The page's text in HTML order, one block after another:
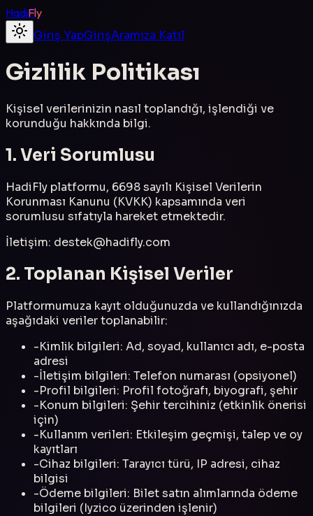
HadiFly
Giriş YapGirişAramıza Katıl
Gizlilik Politikası
Kişisel verilerinizin nasıl toplandığı, işlendiği ve
korunduğu hakkında bilgi.
1. Veri Sorumlusu
HadiFly platformu, 6698 sayılı Kişisel Verilerin
Korunması Kanunu (KVKK) kapsamında veri
sorumlusu sıfatıyla hareket etmektedir.
İletişim: destek@hadifly.com
2. Toplanan Kişisel Veriler
Platformumuza kayıt olduğunuzda ve kullandığınızda
aşağıdaki veriler toplanabilir:
-Kimlik bilgileri: Ad, soyad, kullanıcı adı, e-posta
adresi
-İletişim bilgileri: Telefon numarası (opsiyonel)
-Profil bilgileri: Profil fotoğrafı, biyografi, şehir
-Konum bilgileri: Şehir tercihiniz (etkinlik önerisi
için)
-Kullanım verileri: Etkileşim geçmişi, talep ve oy
kayıtları
-Cihaz bilgileri: Tarayıcı türü, IP adresi, cihaz
bilgisi
-Ödeme bilgileri: Bilet satın alımlarında ödeme
bilgileri (Iyzico üzerinden işlenir)